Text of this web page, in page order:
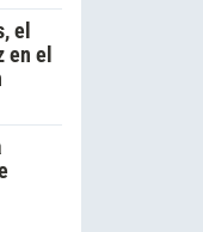
el
en el